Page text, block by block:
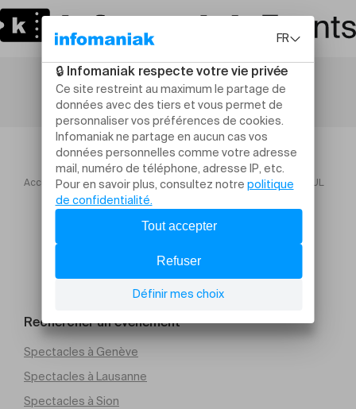
Accueil PROJET MUSICAL : ERRANCE SONORE – DJ ST. PAUL
Rechercher un évènement
Spectacles à Genève
Spectacles à Lausanne
Spectacles à Sion